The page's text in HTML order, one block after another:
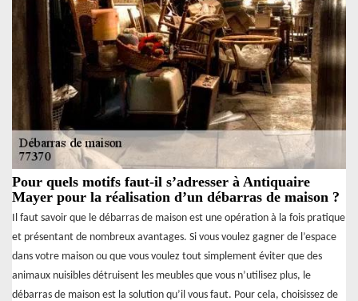
Pour quels motifs faut-il s’adresser à Antiquaire
Mayer pour la réalisation d’un débarras de maison ?
Il faut savoir que le débarras de maison est une opération à la fois pratique
et présentant de nombreux avantages. Si vous voulez gagner de l’espace
dans votre maison ou que vous voulez tout simplement éviter que des
animaux nuisibles détruisent les meubles que vous n’utilisez plus, le
débarras de maison est la solution qu’il vous faut. Pour cela, choisissez de